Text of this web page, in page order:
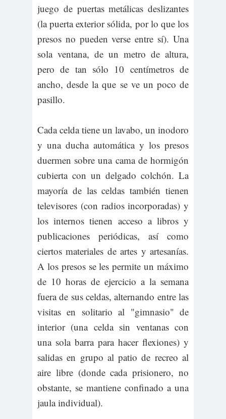
juego de puertas metálicas deslizantes
(la puerta exterior sólida, por lo que los
presos no pueden verse entre sí). Una
sola ventana, de un metro de altura,
pero de tan sólo 10 centímetros de
ancho, desde la que se ve un poco de
pasillo.
Cada celda tiene un lavabo, un inodoro
y una ducha automática y los presos
duermen sobre una cama de hormigón
cubierta con un delgado colchón. La
mayoría de las celdas también tienen
televisores (con radios incorporadas) y
los internos tienen acceso a libros y
publicaciones periódicas, así como
ciertos materiales de artes y artesanías.
A los presos se les permite un máximo
de 10 horas de ejercicio a la semana
fuera de sus celdas, alternando entre las
visitas en solitario al "gimnasio" de
interior (una celda sin ventanas con
una sola barra para hacer flexiones) y
salidas en grupo al patio de recreo al
aire libre (donde cada prisionero, no
obstante, se mantiene confinado a una
jaula individual).